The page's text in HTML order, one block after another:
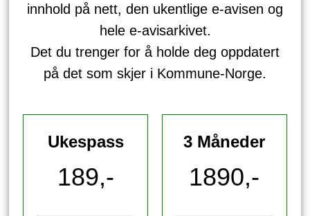
innhold på nett, den ukentlige e-avisen og
hele e-avisarkivet.
Det du trenger for å holde deg oppdatert
på det som skjer i Kommune-Norge.
Ukespass
189,-
3 Måneder
1890,-